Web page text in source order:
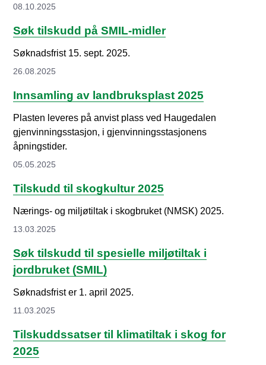
08.10.2025
Søk tilskudd på SMIL-midler
Søknadsfrist 15. sept. 2025.
26.08.2025
Innsamling av landbruksplast 2025
Plasten leveres på anvist plass ved Haugedalen
gjenvinningsstasjon, i gjenvinningsstasjonens
åpningstider.
05.05.2025
Tilskudd til skogkultur 2025
Nærings- og miljøtiltak i skogbruket (NMSK) 2025.
13.03.2025
Søk tilskudd til spesielle miljøtiltak i
jordbruket (SMIL)
Søknadsfrist er 1. april 2025.
11.03.2025
Tilskuddssatser til klimatiltak i skog for
2025